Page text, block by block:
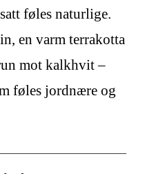
føles naturlige.
en varm terrakotta
mot kalkhvit –
føles jordnære og